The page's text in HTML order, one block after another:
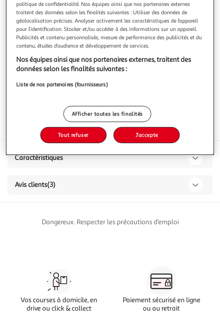
SANEX
Déodorant dermo sensitive
200ml
Vous voulez connaître le prix de ce produit ?
Afficher le prix
Oxydant
Caractéristiques
Avis clients(3)
Dangereux. Respecter les précautions d’emploi
Vos courses à domicile, en
drive ou click & collect
Paiement sécurisé en ligne
ou au retrait
politique de confidentialité. Nos équipes ainsi que nos partenaires externes
traitent des données selon les finalités suivantes : Utiliser des données de
géolocalisation précises. Analyser activement les caractéristiques de l’appareil
pour l’identification. Stocker et/ou accéder à des informations sur un appareil.
Publicités et contenu personnalisés, mesure de performance des publicités et du
contenu, études d’audience et développement de services.
Nos équipes ainsi que nos partenaires externes, traitent des
données selon les finalités suivantes :
Liste de nos partenaires (fournisseurs)
Afficher toutes les finalités
Tout refuser J'accepte